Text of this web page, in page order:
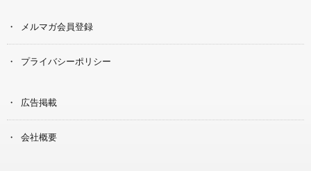
メルマガ会員登録
プライバシーポリシー
広告掲載
会社概要